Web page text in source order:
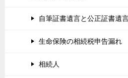
自筆証書遺言と公正証書遺
生命保険の相続税申告漏れ
相続人